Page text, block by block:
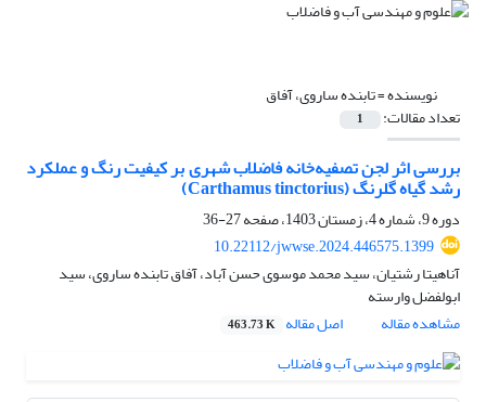
نویسنده =تابنده ساروی، آفاق
تعداد مقالات: 1
بررسی اثر لجن تصفیه‎‌خانه فاضلاب شهری بر کیفیت رنگ و عملکرد
رشد گیاه گلرنگ (Carthamus tinctorius)
دوره 9، شماره 4، زمستان 1403، صفحه
27-36
10.22112/jwwse.2024.446575.1399
آناهیتا رشتیان، سید محمد موسوی حسن آباد، آفاق تابنده ساروی، سید
ابولفضل وارسته
مشاهده مقاله
اصل مقاله 463.73 K